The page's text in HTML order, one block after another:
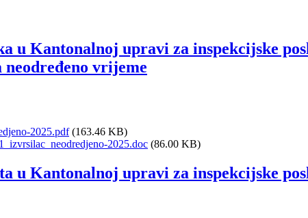
u Kantonalnoj upravi za inspekcijske
vrijeme
2025.pdf(163.46 KB)
2025.doc (86.00 KB)
u Kantonalnoj upravi za inspekcijske